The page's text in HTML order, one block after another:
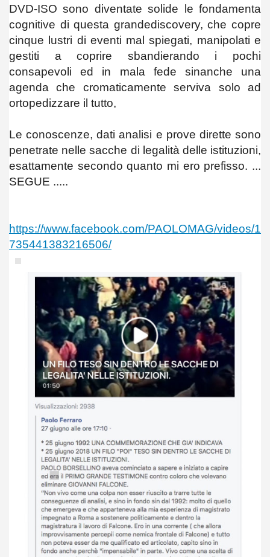
DVD-ISO sono diventate solide le fondamenta
cognitive di questa grandediscovery, che copre
cinque lustri di eventi mal spiegati, manipolati e
gestiti a coprire sbandierando i pochi
consapevoli ed in mala fede sinanche una
agenda che cromaticamente serviva solo ad
ortopedizzare il tutto,
Le conoscenze, dati analisi e prove dirette sono
penetrate nelle sacche di legalità delle istituzioni,
esattamente secondo quanto mi ero prefisso. ...
SEGUE .....
https://www.facebook.com/PAOLOMAG/videos/1
735441383216506/